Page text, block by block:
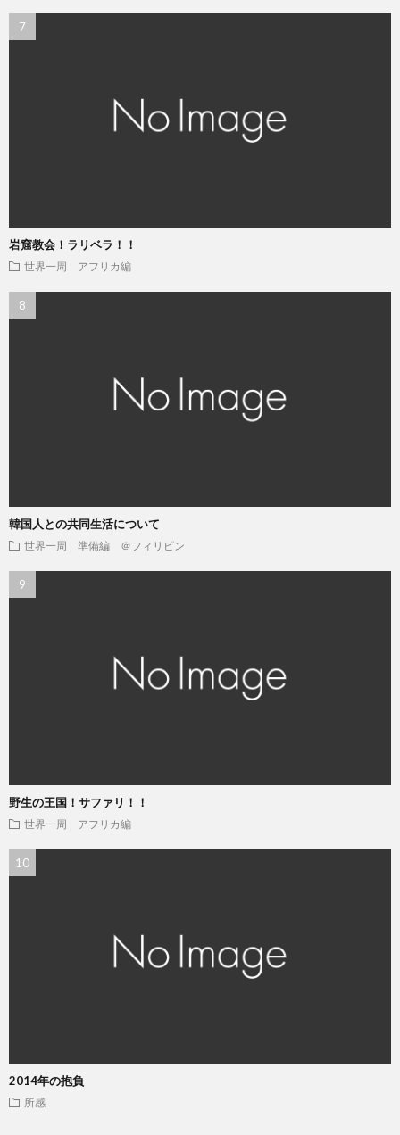
岩窟教会！ラリベラ！！
世界一周 アフリカ編
韓国人との共同生活について
世界一周 準備編 ＠フィリピン
野生の王国！サファリ！！
世界一周 アフリカ編
2014年の抱負
所感